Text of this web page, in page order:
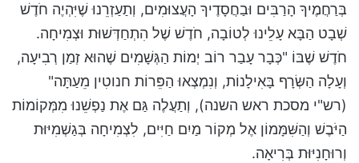
בְּרַחֲמֶיךָ הָרַבִּים וּבַחֲסָדֶיךָ הָעֲצוּמִים, וְתַעַזְרֵנוּ שֶׁיִּהְיֶה חֹדֶשׁ
שְׁבָט הַבָּא עָלֵינוּ לְטוֹבָה, חֹדֶשׁ שֶׁל הִתְחַדְּשׁוּת וּצְמִיחָה.
חֹדֶשׁ שֶׁבּוֹ "כְּבָר עָבַר רוֹב יְמוֹת הַגְּשָׁמִים שֶׁהוּא זְמַן רְבִיעָה,
וְעָלָה הַשְּׂרָף בָּאִילָנוֹת, וְנִמְצְאוּ הַפֵּרוֹת חנוטִין מֵעַתָּה"
(רש"י מסכת ראש השנה), וְתַעֲלֶה גַּם אֶת נַפְשֵׁנוּ מִמְּקוֹמוֹת
הַיֹּבֶשׁ וְהַשִּׁמָּמוֹן אֶל מְקוֹר מַיִם חַיִּים, לִצְמִיחָה בְּגַשְׁמִיּוּת
וְרוּחָנִיּוּת בְּרִיאָה.